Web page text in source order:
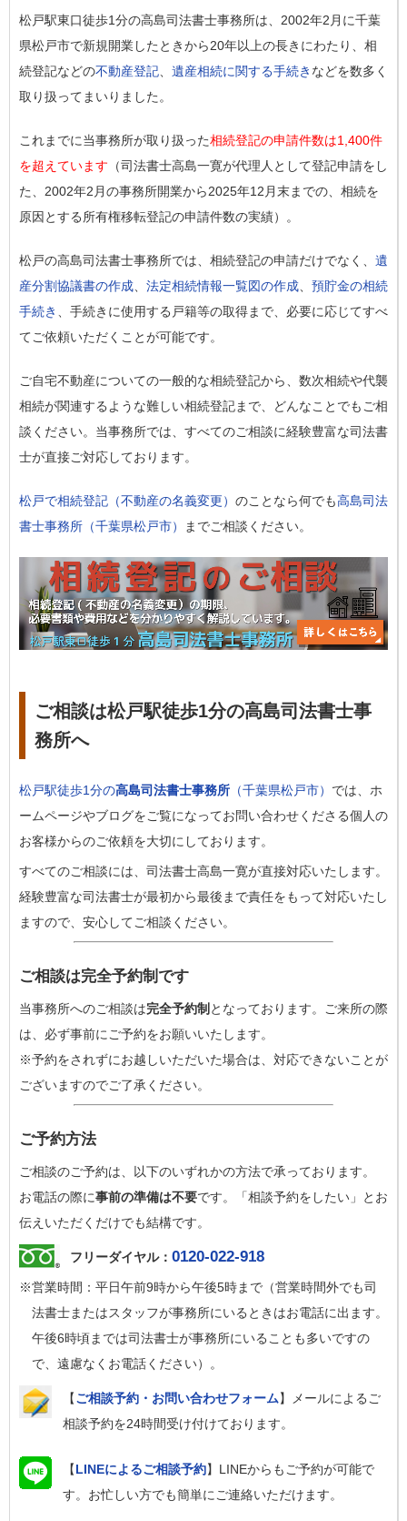
松戸駅東口徒歩1分の高島司法書士事務所は、2002年2月に千葉
県松戸市で新規開業したときから20年以上の長きにわたり、相
続登記などの不動産登記、 遺産相続に関する手続き などを数多く
取り扱ってまいりました。
これまでに当事務所が取り扱った相続登記の申請件数は1,400件
を超えています （司法書士高島一寛が代理人として登記申請をし
た、2002年2月の事務所開業から2025年12月末までの、相続を
原因とする所有権移転登記の申請件数の実績）。
松戸の高島司法書士事務所では、相続登記の申請だけでなく、 遺
産分割協議書の作成、 法定相続情報一覧図の作成、 預貯金の相続
手続き 、手続きに使用する戸籍等の取得まで、必要に応じてすべ
てご依頼いただくことが可能です。
ご自宅不動産についての一般的な相続登記から、数次相続や代襲
相続が関連するような難しい相続登記まで、どんなことでもご相
談ください。当事務所では、すべてのご相談に経験豊富な司法書
士が直接ご対応しております。
松戸で相続登記（不動産の名義変更） のことなら何でも高島司法
書士事務所（千葉県松戸市）
までご相談ください。
ご相談は松戸駅徒歩1分の高島司法書士事
務所へ
松戸駅徒歩1分の高島司法書士事務所 （千葉県松戸市） では、ホ
ームページやブログをご覧になってお問い合わせくださる個人の
お客様からのご依頼を大切にしております。
すべてのご相談には、司法書士高島一寛が直接対応いたします。
経験豊富な司法書士が最初から最後まで責任をもって対応いたし
ますので、安心してご相談ください。
ご相談は完全予約制です
当事務所へのご相談は完全予約制 となっております。ご来所の際
は、必ず事前にご予約をお願いいたします。
※予約をされずにお越しいただいた場合は、対応できないことが
ございますのでご了承ください。
ご予約方法
ご相談のご予約は、以下のいずれかの方法で承っております。
お電話の際に事前の準備は不要です。「相談予約をしたい」とお
伝えいただくだけでも結構です。
フリーダイヤル： 0120-022-918
※営業時間：平日午前9時から午後5時まで（営業時間外でも司
法書士またはスタッフが事務所にいるときはお電話に出ます。
午後6時頃までは司法書士が事務所にいることも多いですの
で、遠慮なくお電話ください）。
【ご相談予約・お問い合わせフォーム】メールによるご
相談予約を24時間受け付けております。
【LINEによるご相談予約】LINEからもご予約が可能で
す。お忙しい方でも簡単にご連絡いただけます。